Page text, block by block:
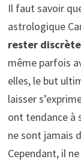
Il faut savoir
astrologique
rester
même parfois
elles, le but
laisser
ont tendance à
ne sont jamais
Cependant, il